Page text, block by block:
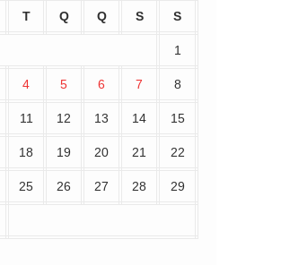
T Q Q S S
1
4 5 6 7 8
11 12 13 14 15
18 19 20 21 22
25 26 27 28 29